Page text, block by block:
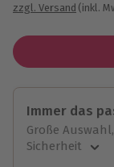
zzgl. Versand (inkl.
Immer das
Große
Sicherheit